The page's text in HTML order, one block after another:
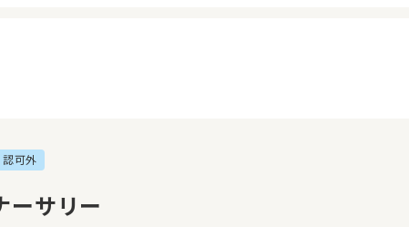
ページ
覧履歴
に入り
認可外
ーサリー